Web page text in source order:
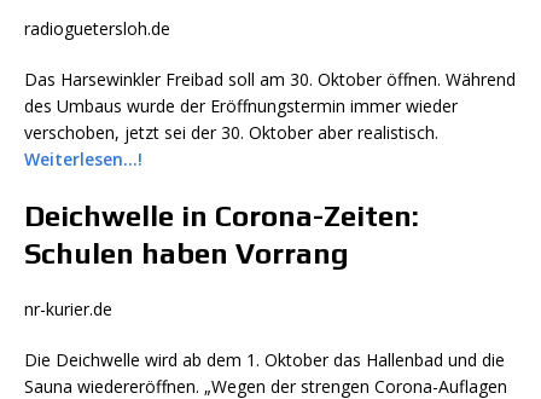
radioguetersloh.de
Das Harsewinkler Freibad soll am 30. Oktober öffnen. Während
des Umbaus wurde der Eröffnungstermin immer wieder
verschoben, jetzt sei der 30. Oktober aber realistisch.
Weiterlesen…!
Deichwelle in Corona-Zeiten:
Schulen haben Vorrang
nr-kurier.de
Die Deichwelle wird ab dem 1. Oktober das Hallenbad und die
Sauna wiedereröffnen. „Wegen der strengen Corona-Auflagen